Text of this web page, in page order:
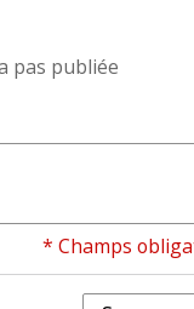
pas publiée
* Champs